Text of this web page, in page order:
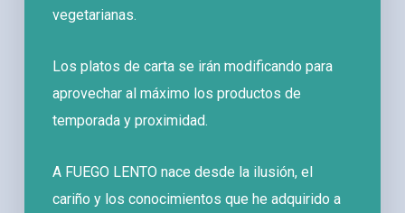
vegetarianas.
Los platos de carta se irán modificando para
aprovechar al máximo los productos de
temporada y proximidad.
A FUEGO LENTO nace desde la ilusión, el
cariño y los conocimientos que he adquirido a